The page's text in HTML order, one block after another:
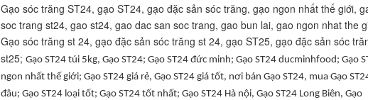
Gạo sóc trăng ST24, gạo ST24, gạo đặc sản sóc trăng, gạo ngon nhất thế giới,
soc trang st24, gao st24, gao dac san soc trang, gao bun lai, gao ngon nhat the
Gạo sóc trăng st 24, gạo đặc sản sóc trăng st 24, gạo ST25, gạo đặc sản sóc
st25; Gạo ST24 túi 5kg, Gạo ST24; Gạo ST24 đức minh; Gạo ST24 ducminhfood; Gạo
ngon nhất thế giới; Gạo ST24 giá rẻ, Gạo ST24 giá tốt, nơi bán Gạo ST24, mua Gạo
đâu; Gạo ST24 loại tốt; Gạo ST24 tốt nhất; Gạo ST24 Hà nội, Gạo ST24 Long Biên, Gạo